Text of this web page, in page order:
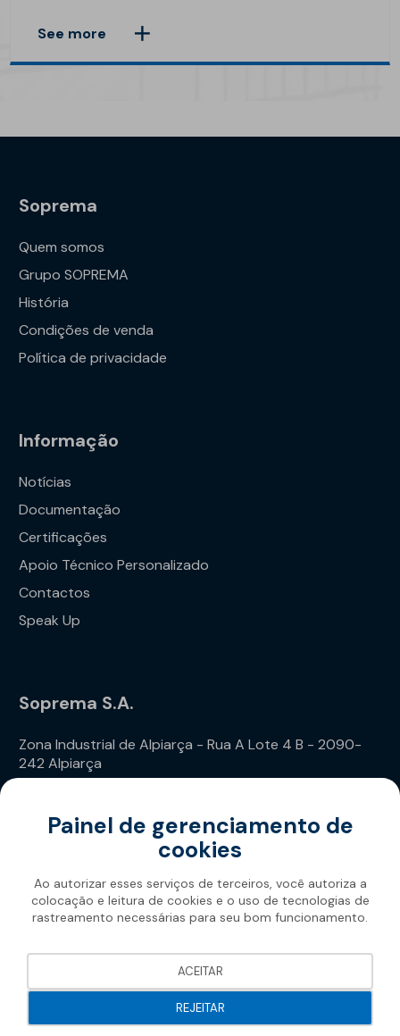
See more
Soprema
Quem somos
Grupo SOPREMA
História
Condições de venda
Política de privacidade
Informação
Notícias
Documentação
Certificações
Apoio Técnico Personalizado
Contactos
Speak Up
Soprema S.A.
Zona Industrial de Alpiarça - Rua A Lote 4 B - 2090-
242 Alpiarça
Soprema 2026
Painel de gerenciamento de
cookies
Ao autorizar esses serviços de terceiros, você autoriza a
colocação e leitura de cookies e o uso de tecnologias de
rastreamento necessárias para seu bom funcionamento.
REJEITAR
ACEITAR